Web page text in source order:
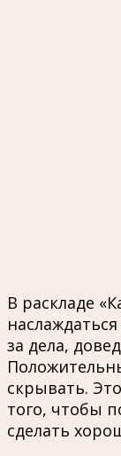
В раскладе
за дела,
скрывать.
того, чтобы
сделать